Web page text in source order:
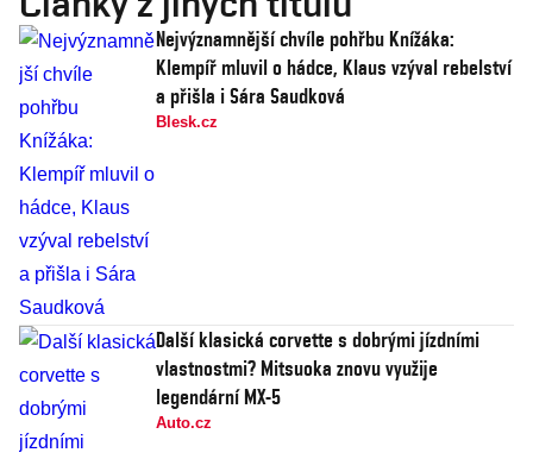
Nejvýznamnější chvíle pohřbu Knížáka:
Klempíř mluvil o hádce, Klaus vzýval rebelství
a přišla i Sára Saudková
Blesk.cz
Další klasická corvette s dobrými jízdními
vlastnostmi? Mitsuoka znovu využije
legendární MX-5
Auto.cz